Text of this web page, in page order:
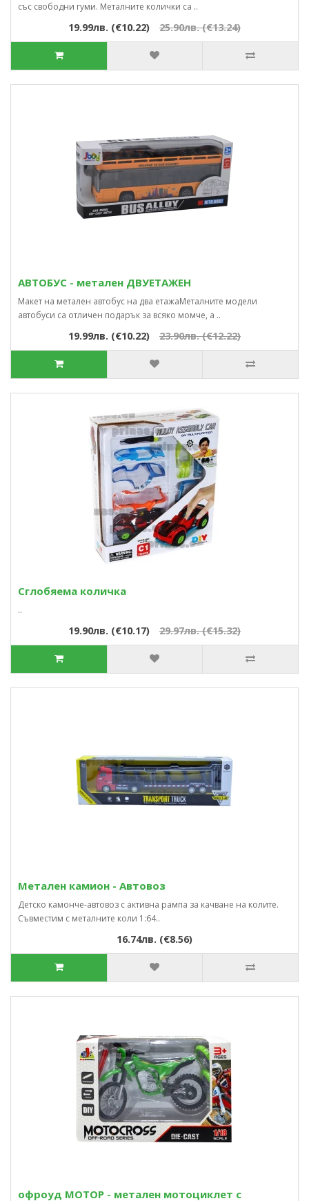
със свободни гуми. Металните колички са ..
19.99лв. (€10.22) 25.90лв. (€13.24)
АВТОБУС - метален ДВУЕТАЖЕН
Макет на метален автобус на два етажаМеталните модели
автобуси са отличен подарък за всяко момче, а ..
19.99лв. (€10.22) 23.90лв. (€12.22)
Сглобяема количка
..
19.90лв. (€10.17) 29.97лв. (€15.32)
Метален камион - Автовоз
Детско камонче-автовоз с активна рампа за качване на колите.
Съвместим с металните коли 1:64..
16.74лв. (€8.56)
офроуд МОТОР - метален мотоциклет с